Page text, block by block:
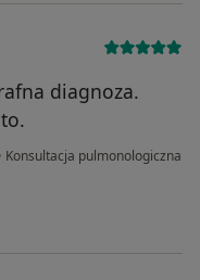
diagnoza.
Konsultacja pulmonologiczna